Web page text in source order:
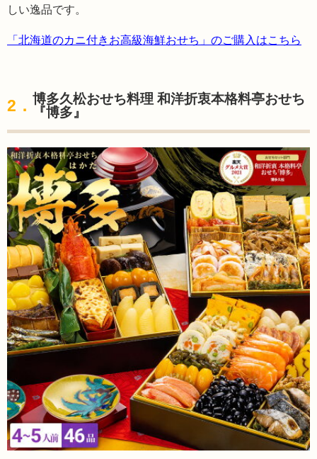
しい逸品です。
「北海道のカニ付きお高級海鮮おせち」のご購入はこちら
2． 博多久松おせち料理 和洋折衷本格料亭おせち
『博多』